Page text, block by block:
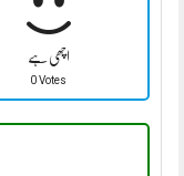
اچھی ہے
0 Votes